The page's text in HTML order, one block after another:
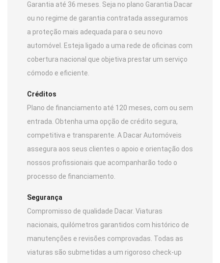
Garantia até 36 meses. Seja no plano Garantia Dacar
ou no regime de garantia contratada asseguramos
a proteção mais adequada para o seu novo
automóvel. Esteja ligado a uma rede de oficinas com
cobertura nacional que objetiva prestar um serviço
cómodo e eficiente.
Créditos
Plano de financiamento até 120 meses, com ou sem
entrada. Obtenha uma opção de crédito segura,
competitiva e transparente. A Dacar Automóveis
assegura aos seus clientes o apoio e orientação dos
nossos profissionais que acompanharão todo o
processo de financiamento.
Segurança
Compromisso de qualidade Dacar. Viaturas
nacionais, quilómetros garantidos com histórico de
manutenções e revisões comprovadas. Todas as
viaturas são submetidas a um rigoroso check-up